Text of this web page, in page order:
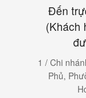
Đến
(Khách
1 / Chi
Phủ,